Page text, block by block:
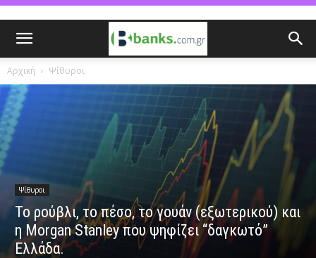
Αρχική Ψίθυροι
Ψίθυροι
To ρούβλι, το πέσο, το γουάν (εξωτερικού) και
η Morgan Stanley που ψηφίζει “δαγκωτό”
Ελλάδα.